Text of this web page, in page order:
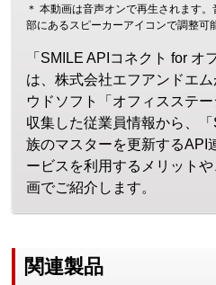
＊ 本動画は音声オンで再生されます
部にあるスピーカーアイコンで調整可
「SMILE APIコネクト for オ
は、株式会社エフアンドエ
ウドソフト「オフィスステ
収集した従業員情報から、
族のマスターを更新するAPI
ービスを利用するメリット
画でご紹介します。
関連製品